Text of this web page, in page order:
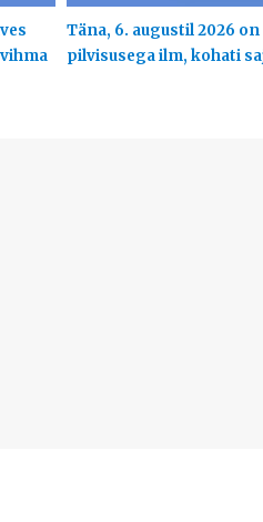
Täna, 6. augustil 2026
pilvisusega ilm, kohati